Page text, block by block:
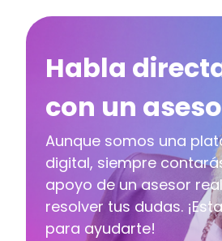
Habla
con un
Aunque somos una
digital, siempre
apoyo de un asesor
resolver tus dudas.
para ayudarte!